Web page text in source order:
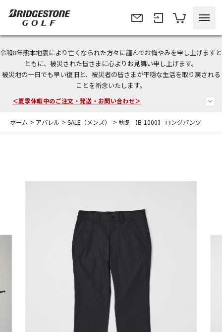
令和8年熊本地震により亡くなられた方々に謹んでお悔やみを申し上げますと
ともに、被災された皆さまに心よりお見舞い申し上げます。
被災地の一日でも早い復旧と、被災者の皆さまが平穏な生活を取り戻される
ことを祈念いたします。
今なら新規会員登録で1,000円OFFクーポンプレゼント！
＜商品配送に関するお知らせ＞
＜夏季休暇中のご注文・発送・お問い合わせ＞
ホーム > アパレル > SALE（メンズ） > 秋冬 【B-1000】 ロングパンツ